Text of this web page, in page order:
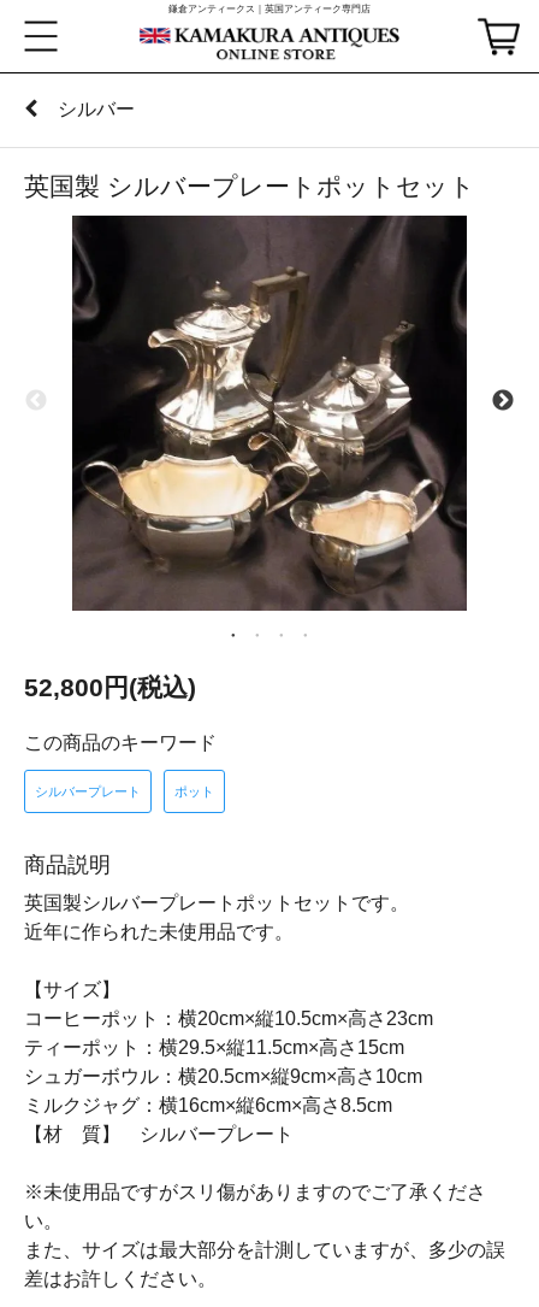
鎌倉アンティークス｜英国アンティーク専門店
シルバー
英国製 シルバープレートポットセット
52,800円(税込)
この商品のキーワード
シルバープレート ポット
商品説明
英国製シルバープレートポットセットです。
近年に作られた未使用品です。
【サイズ】
コーヒーポット：横20cm×縦10.5cm×高さ23cm
ティーポット：横29.5×縦11.5cm×高さ15cm
シュガーボウル：横20.5cm×縦9cm×高さ10cm
ミルクジャグ：横16cm×縦6cm×高さ8.5cm
【材 質】 シルバープレート
※未使用品ですがスリ傷がありますのでご了承くださ
い。
また、サイズは最大部分を計測していますが、多少の誤
差はお許しください。